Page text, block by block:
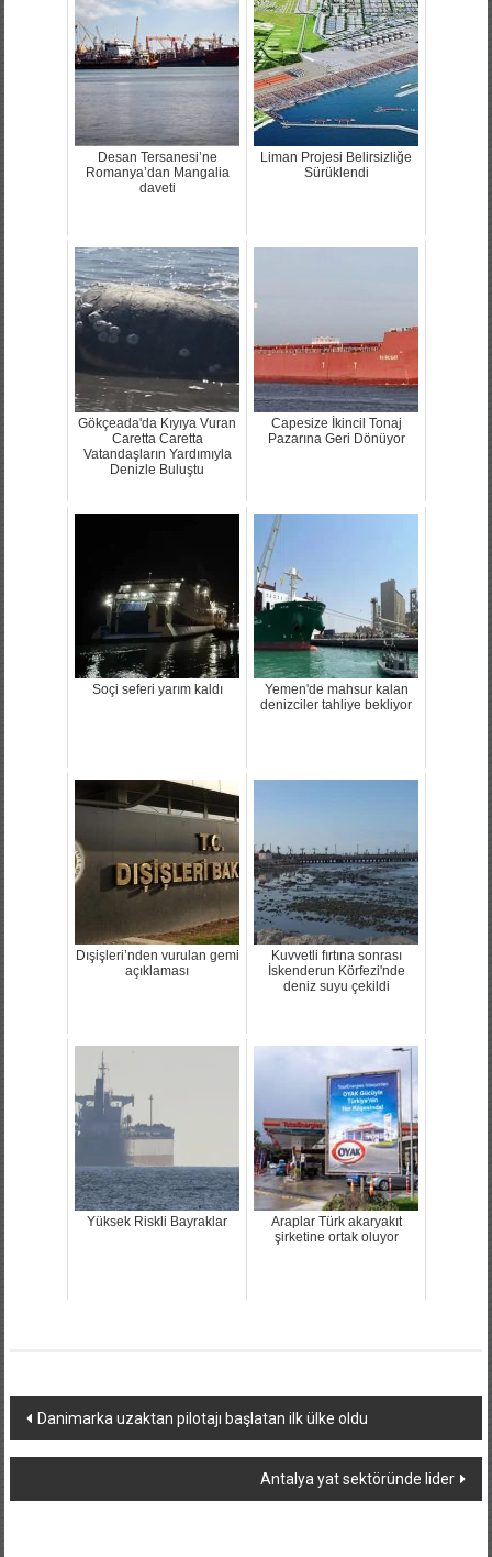
Desan Tersanesi’ne
Romanya’dan Mangalia
daveti
Liman Projesi Belirsizliğe
Sürüklendi
Gökçeada'da Kıyıya Vuran
Caretta Caretta
Vatandaşların Yardımıyla
Denizle Buluştu
Capesize İkincil Tonaj
Pazarına Geri Dönüyor
Soçi seferi yarım kaldı
Yemen'de mahsur kalan
denizciler tahliye bekliyor
Dışişleri’nden vurulan gemi
açıklaması
Kuvvetli fırtına sonrası
İskenderun Körfezi'nde
deniz suyu çekildi
Yüksek Riskli Bayraklar
Araplar Türk akaryakıt
şirketine ortak oluyor
Yazı
dolaşımı
Danimarka uzaktan pilotajı başlatan ilk ülke oldu
Antalya yat sektöründe lider